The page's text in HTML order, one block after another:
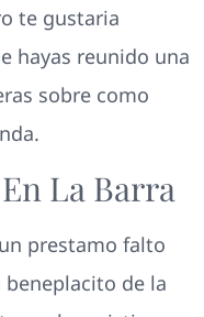
te gustaria
hayas reunido una
sobre como
La Barra
prestamo falto
de la